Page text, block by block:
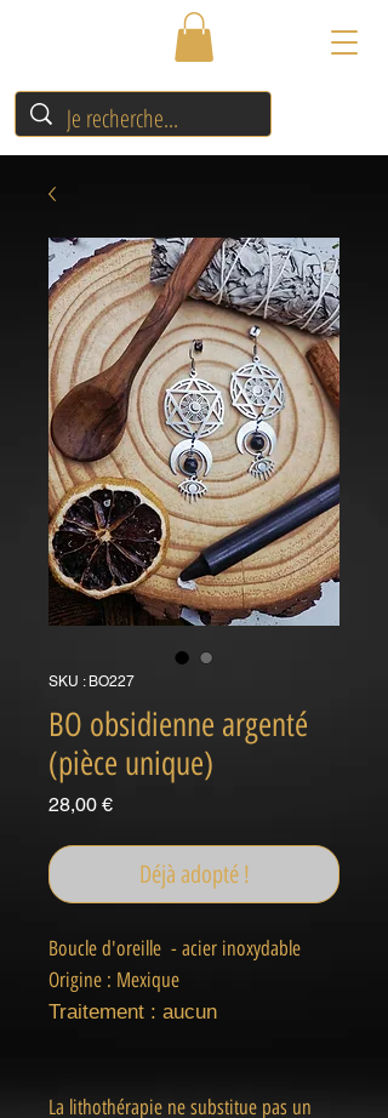
SKU : BO227
BO obsidienne argenté
(pièce unique)
28,00 €Prix
Déjà adopté !
Boucle d'oreille - acier inoxydable
Origine : Mexique
Traitement : aucun
La lithothérapie ne substitue pas un